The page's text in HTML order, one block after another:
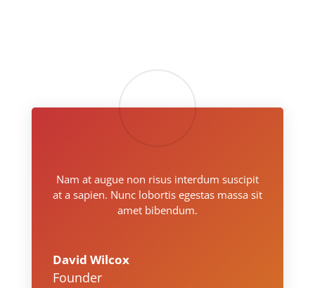
Nam at augue non risus interdum suscipit
at a sapien. Nunc lobortis egestas massa sit
amet bibendum.
David Wilcox
Founder